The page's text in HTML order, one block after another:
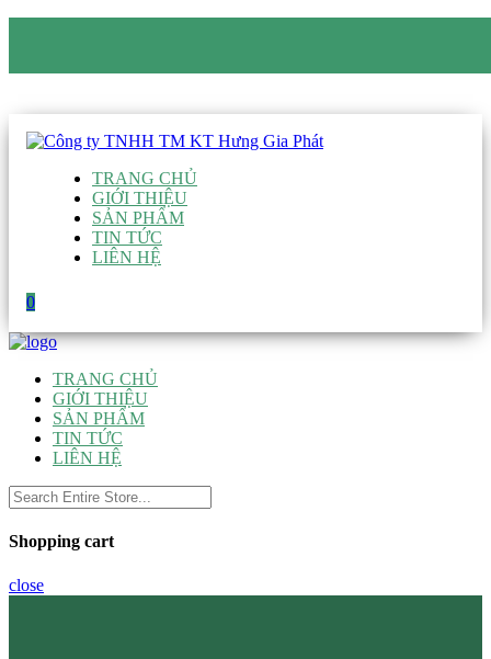
TRANG CHỦ
GIỚI THIỆU
SẢN PHẨM
TIN TỨC
LIÊN HỆ
0
TRANG CHỦ
GIỚI THIỆU
SẢN PHẨM
TIN TỨC
LIÊN HỆ
Shopping cart
close